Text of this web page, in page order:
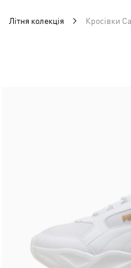
Літня колекція Кросівки